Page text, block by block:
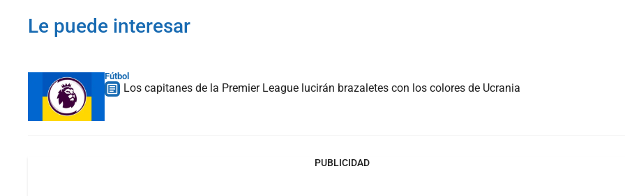
Le puede interesar
Fútbol
Los capitanes de la Premier League lucirán brazaletes con los colores de Ucrania
PUBLICIDAD